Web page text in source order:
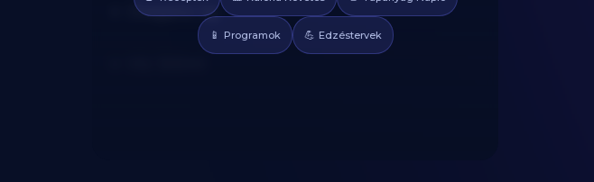
Oregano: 2g
🍳 Receptek 📊 Kalória Követés 🥗 Tápanyag Napló
📱 Programok 💪 Edzéstervek